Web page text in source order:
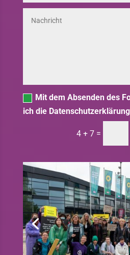
Mit dem Absenden des
ich die Datenschutzerklärung
4 + 7 =